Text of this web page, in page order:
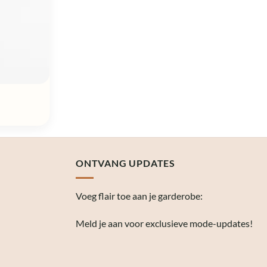
ONTVANG UPDATES
Voeg flair toe aan je garderobe:
Meld je aan voor exclusieve mode-updates!